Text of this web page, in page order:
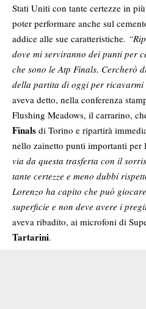
Stati Uniti con tante certezze in
poter performare anche sul
addice alle sue caratteristiche.
dove mi serviranno dei punti per
che sono le Atp Finals. Cercherò
della partita di oggi per ricavarmi
aveva detto, nella conferenza
Flushing Meadows, il carrarino,
Finals di Torino e ripartirà
nello zainetto punti importanti per
via da questa trasferta con il
tante certezze e meno dubbi
Lorenzo ha capito che può
superficie e non deve avere i
aveva ribadito, ai microfoni di
Tartarini.